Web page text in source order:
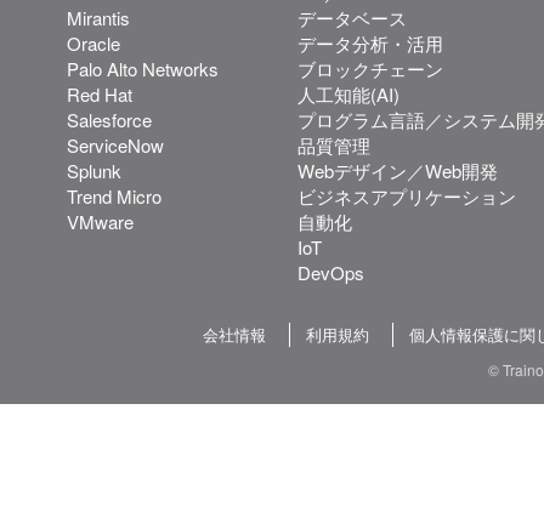
Mirantis
Oracle
Palo Alto Networks
Red Hat
Salesforce
ServiceNow
Splunk
Trend Micro
VMware
データベース
データ分析・活用
ブロックチェーン
人工知能(AI)
プログラム言語／システム開
品質管理
Webデザイン／Web開発
ビジネスアプリケーション
自動化
IoT
DevOps
会社情報 利用規約 個人情報保護に関
©